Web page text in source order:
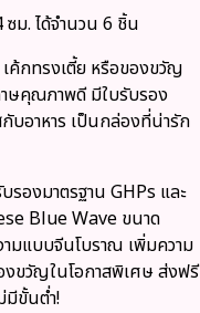
ม. ได้จำนวน 6 ชิ้น
ค้กทรงเตี้ย หรือของขวัญ
ษคุณภาพดี มีใบรับรอง
บอาหาร เป็นกล่องที่น่ารัก
องมาตรฐาน GHPs และ
Blue Wave ขนาด
มแบบจีนโบราณ เพิ่มความ
งขวัญในโอกาสพิเศษ ส่งฟรี
มีขั้นต่ำ!